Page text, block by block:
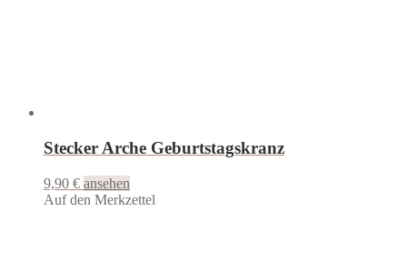
Stecker Arche Geburtstagskranz
9,90 € ansehen
Auf den Merkzettel